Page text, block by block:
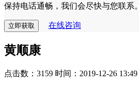
保持电话通畅，我们会尽快与您联系。
在线咨询
黄顺康
点击数：3159 时间：2019-12-26 13:49